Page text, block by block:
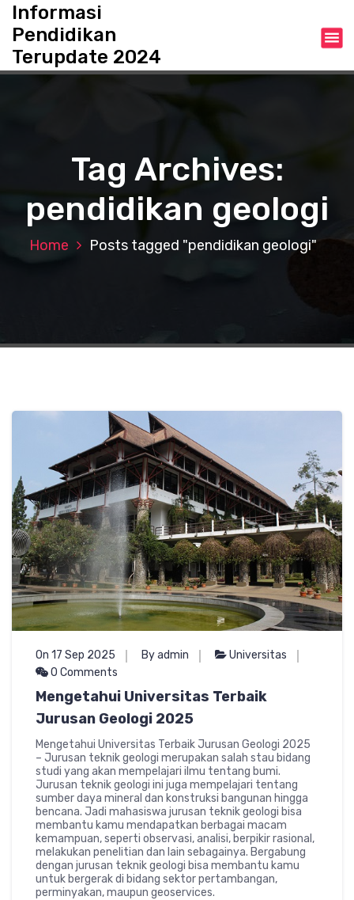
t
Informasi
Pendidikan
Terupdate 2024
Tag Archives:
pendidikan geologi
Home Posts tagged "pendidikan geologi"
On 17 Sep 2025 By admin
Universitas
0 Comments
Mengetahui Universitas Terbaik
Jurusan Geologi 2025
Mengetahui Universitas Terbaik Jurusan Geologi 2025
– Jurusan teknik geologi merupakan salah stau bidang
studi yang akan mempelajari ilmu tentang bumi.
Jurusan teknik geologi ini juga mempelajari tentang
sumber daya mineral dan konstruksi bangunan hingga
bencana. Jadi mahasiswa jurusan teknik geologi bisa
membantu kamu mendapatkan berbagai macam
kemampuan, seperti observasi, analisi, berpikir rasional,
melakukan penelitian dan lain sebagainya. Bergabung
dengan jurusan teknik geologi bisa membantu kamu
untuk bergerak di bidang sektor pertambangan,
perminyakan, maupun geoservices.